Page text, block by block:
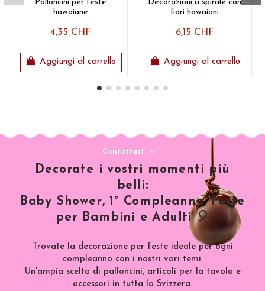
Palloncini per feste
hawaiane
4,35 CHF
Aggiungi al carrello
Decorazioni a spirale con
fiori hawaiani
6,15 CHF
Aggiungi al carrello
Contattaci
Decorate i vostri momenti più
belli:
Baby Shower, 1° Compleanno, Feste
per Bambini e Adulti 🎈
Trovate la decorazione per feste ideale per ogni
compleanno con i nostri vari temi.
Un'ampia scelta di palloncini, articoli per la tavola e
accessori in tutta la Svizzera.